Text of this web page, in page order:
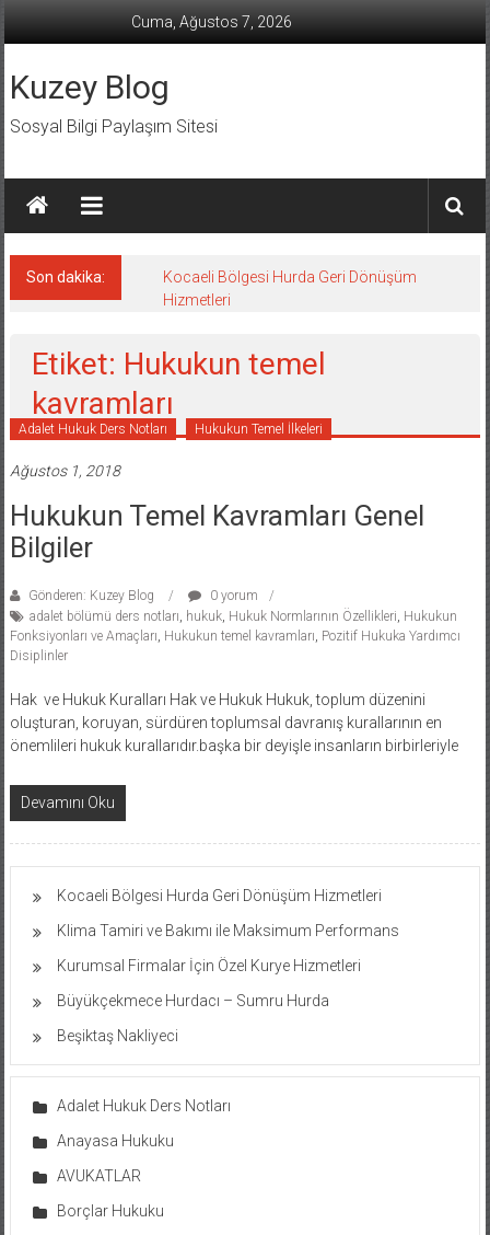
Cuma, Ağustos 7, 2026
Kuzey Blog
Sosyal Bilgi Paylaşım Sitesi
Son dakika:
Kocaeli Bölgesi Hurda Geri Dönüşüm
Hizmetleri
Etiket: Hukukun temel
kavramları
Adalet Hukuk Ders Notları Hukukun Temel İlkeleri
Ağustos 1, 2018
Hukukun Temel Kavramları Genel
Bilgiler
Gönderen: Kuzey Blog
0 yorum
adalet bölümü ders notları, hukuk, Hukuk Normlarının Özellikleri, Hukukun
Fonksiyonları ve Amaçları, Hukukun temel kavramları, Pozitif Hukuka Yardımcı
Disiplinler
Hak ve Hukuk Kuralları Hak ve Hukuk Hukuk, toplum düzenini
oluşturan, koruyan, sürdüren toplumsal davranış kurallarının en
önemlileri hukuk kurallarıdır.başka bir deyişle insanların birbirleriyle
Devamını Oku
Kocaeli Bölgesi Hurda Geri Dönüşüm Hizmetleri
Klima Tamiri ve Bakımı ile Maksimum Performans
Kurumsal Firmalar İçin Özel Kurye Hizmetleri
Büyükçekmece Hurdacı – Sumru Hurda
Beşiktaş Nakliyeci
Adalet Hukuk Ders Notları
Anayasa Hukuku
AVUKATLAR
Borçlar Hukuku